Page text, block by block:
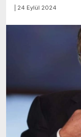
| 24 Eylül 2024